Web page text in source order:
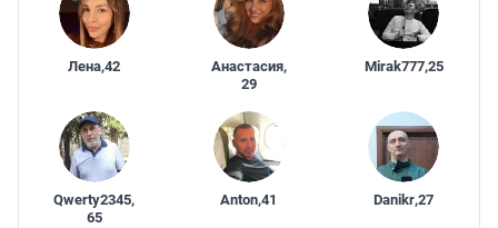
Лена,42 Анастасия,
29
Mirak777,25
Qwerty2345,
65
Anton,41 Danikr,27